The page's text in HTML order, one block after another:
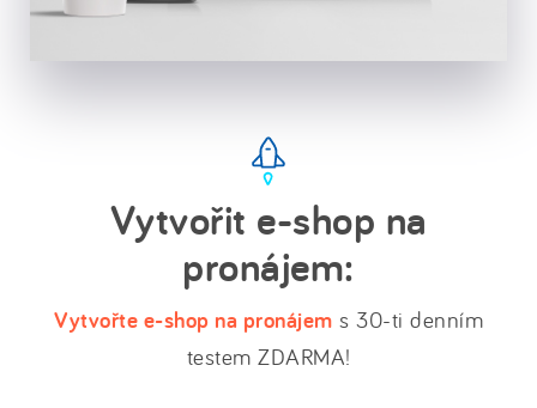
Vytvořit e-shop na
pronájem:
Vytvořte e-shop na pronájem s 30-ti denním
testem ZDARMA!